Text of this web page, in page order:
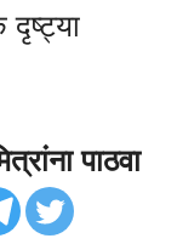
पाठवा